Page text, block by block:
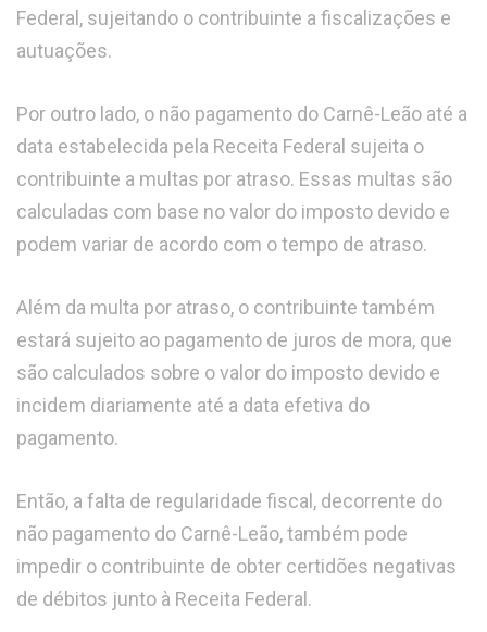
Federal, sujeitando o contribuinte a fiscalizações e
autuações.
Por outro lado, o não pagamento do Carnê-Leão até a
data estabelecida pela Receita Federal sujeita o
contribuinte a multas por atraso. Essas multas são
calculadas com base no valor do imposto devido e
podem variar de acordo com o tempo de atraso.
Além da multa por atraso, o contribuinte também
estará sujeito ao pagamento de juros de mora, que
são calculados sobre o valor do imposto devido e
incidem diariamente até a data efetiva do
pagamento.
Então, a falta de regularidade fiscal, decorrente do
não pagamento do Carnê-Leão, também pode
impedir o contribuinte de obter certidões negativas
de débitos junto à Receita Federal.